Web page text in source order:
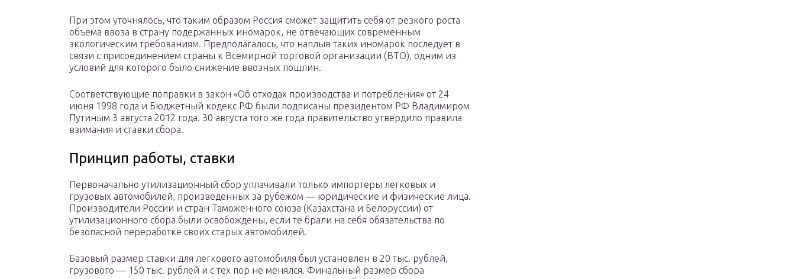
При этом уточнялось, что таким образом Россия сможет защитить себя от резкого роста
объема ввоза в страну подержанных иномарок, не отвечающих современным
экологическим требованиям. Предполагалось, что наплыв таких иномарок последует в
связи с присоединением страны к Всемирной торговой организации (ВТО), одним из
условий для которого было снижение ввозных пошлин.
Соответствующие поправки в закон «Об отходах производства и потребления» от 24
июня 1998 года и Бюджетный кодекс РФ были подписаны президентом РФ Владимиром
Путиным 3 августа 2012 года. 30 августа того же года правительство утвердило правила
взимания и ставки сбора.
Принцип работы, ставки
Первоначально утилизационный сбор уплачивали только импортеры легковых и
грузовых автомобилей, произведенных за рубежом — юридические и физические лица.
Производители России и стран Таможенного союза (Казахстана и Белоруссии) от
утилизационного сбора были освобождены, если те брали на себя обязательства по
безопасной переработке своих старых автомобилей.
Базовый размер ставки для легкового автомобиля был установлен в 20 тыс. рублей,
грузового — 150 тыс. рублей и с тех пор не менялся. Финальный размер сбора